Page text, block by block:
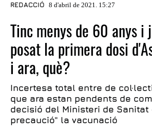
REDACCIÓ 8 d'abril de 2021. 15:27
Tinc menys de 60 anys i
posat la primera dosi
i ara, què?
Incertesa total entre de
que ara estan pendents de
decisió del Ministeri de Sanitat
precaució" la vacunació